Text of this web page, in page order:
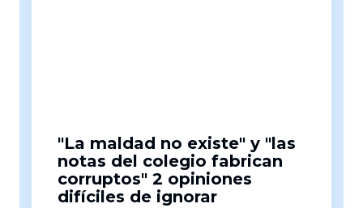
"La maldad no existe" y "las
notas del colegio fabrican
corruptos" 2 opiniones
difíciles de ignorar